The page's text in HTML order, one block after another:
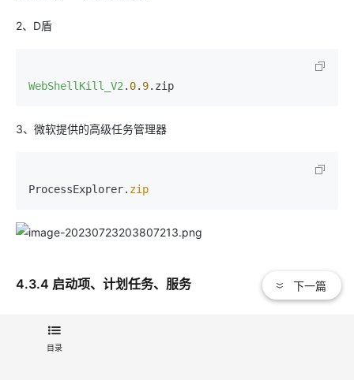
2、D盾
WebShellKill_V2 . 0. 9
3、微软提供的高级任务管理器
ProcessExplorer. zip
4.3.4 启动项、计划任务、服务
（1）启动项
目录
下一篇